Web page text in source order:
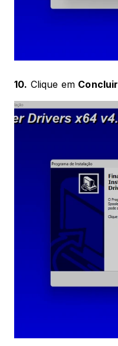
10. Clique em Concluir